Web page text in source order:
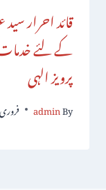
قائد احرار
کے لئے خدمات
پرویز الہی
By
admin فروری 12,